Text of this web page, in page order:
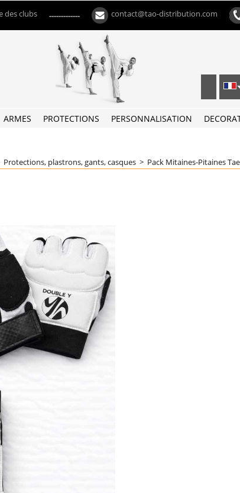
des clubs ------------- contact@tao-distribution.com
ARMES PROTECTIONS PERSONNALISATION
Protections, plastrons, gants, casques > Pack Mitaines-Pitaines